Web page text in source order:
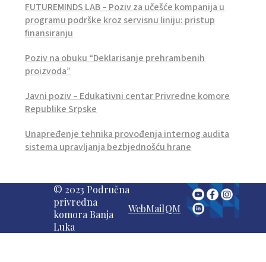
FUTUREMINDS LAB – Poziv za učešće kompanija u
programu podrške kroz servisnu liniju: pristup
finansiranju
Poziv na obuku “Deklarisanje prehrambenih
proizvoda”
Javni poziv – Edukativni centar Privredne komore
Republike Srpske
Unapređenje tehnika provođenja internog audita
sistema upravljanja bezbjednošću hrane
© 2023 Područna
privredna
komora Banja
Luka
WebMailQM